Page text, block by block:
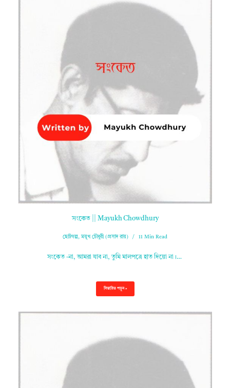
সংকেত || Mayukh Chowdhury
ছোটগল্প,ময়ূখ চৌধুরী (প্রসাদ রায়) 11 Min Read
সংকেত -না, আমরা যাব না, তুমি মালপত্রে হাত দিয়ো না।…
বিস্তারিত পড়ুন »